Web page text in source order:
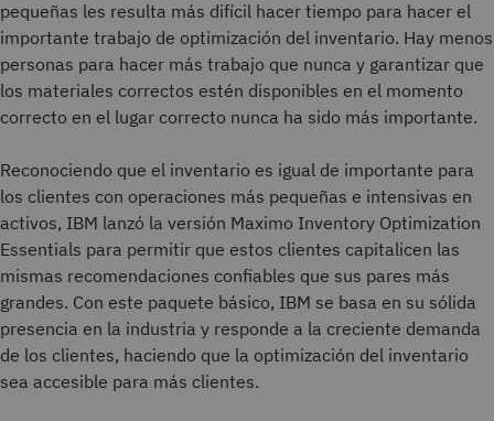
pequeñas les resulta más difícil hacer tiempo para hacer el
importante trabajo de optimización del inventario. Hay menos
personas para hacer más trabajo que nunca y garantizar que
los materiales correctos estén disponibles en el momento
correcto en el lugar correcto nunca ha sido más importante.
Reconociendo que el inventario es igual de importante para
los clientes con operaciones más pequeñas e intensivas en
activos, IBM lanzó la versión Maximo Inventory Optimization
Essentials para permitir que estos clientes capitalicen las
mismas recomendaciones confiables que sus pares más
grandes. Con este paquete básico, IBM se basa en su sólida
presencia en la industria y responde a la creciente demanda
de los clientes, haciendo que la optimización del inventario
sea accesible para más clientes.